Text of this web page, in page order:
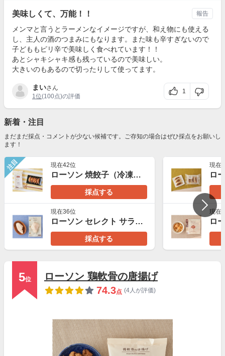
美味しくて、万能！！
メンマと言うとラーメンなイメージですが、和え物にも使える
し、主人の酒のつまみにもなります。また味も辛すぎないので
子どももピリ辛で美味しく食べれています！！
あとシャキシャキ感も残っているので美味しい。
大きいのもあるので切ったりして使ってます。
まいさん
1位(100点)の評価
1
報告
新着・注目
まだまだ採点・コメントが少ない候補です。ご存知の場合はぜひ採点をお願いし
ます！
注目 現在42位
ローソン 焼餃子（冷凍食品）
採点する
現在36位
ローソン セレクト サラダチキンプレーン
採点する
現在
現在
5位
ローソン 鶏軟骨の唐揚げ
74.3点 (4人が評価)